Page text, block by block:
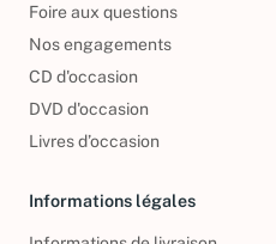
Foire aux questions
Nos engagements
CD d'occasion
DVD d'occasion
Livres d’occasion
Informations légales